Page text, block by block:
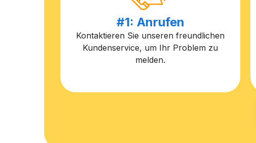
#1: Anrufen
Kontaktieren Sie unseren freundlichen
Kundenservice, um Ihr Problem zu
melden.